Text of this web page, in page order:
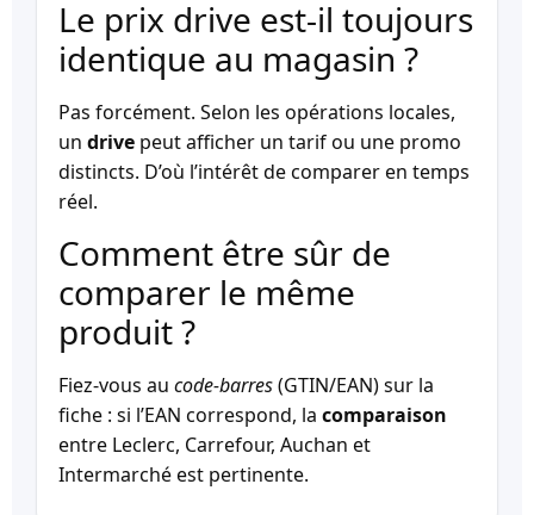
Le prix drive est-il toujours
identique au magasin ?
Pas forcément. Selon les opérations locales,
un drive peut afficher un tarif ou une promo
distincts. D’où l’intérêt de comparer en temps
réel.
Comment être sûr de
comparer le même
produit ?
Fiez-vous au code-barres(GTIN/EAN) sur la
fiche : si l’EAN correspond, la comparaison
entre Leclerc, Carrefour, Auchan et
Intermarché est pertinente.